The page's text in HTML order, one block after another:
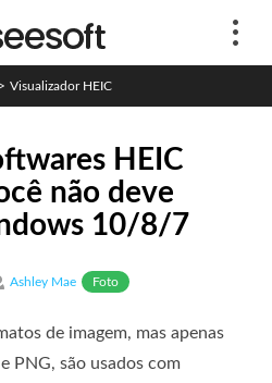
> Visualizador HEIC
HEIC
não deve
10/8/7
Ashley Mae Foto
de imagem, mas apenas
PNG, são usados ​​com